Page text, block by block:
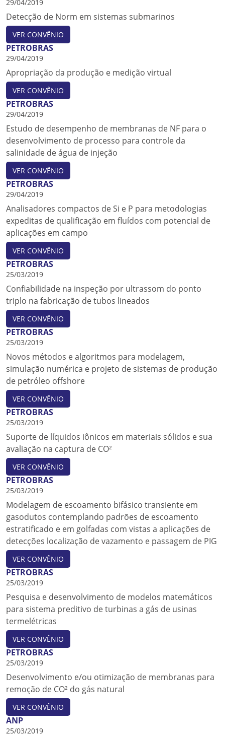
29/04/2019
Detecção de Norm em sistemas submarinos
VER CONVÊNIO
PETROBRAS
29/04/2019
Apropriação da produção e medição virtual
VER CONVÊNIO
PETROBRAS
29/04/2019
Estudo de desempenho de membranas de NF para o
desenvolvimento de processo para controle da
salinidade de água de injeção
VER CONVÊNIO
PETROBRAS
29/04/2019
Analisadores compactos de Si e P para metodologias
expeditas de qualificação em fluídos com potencial de
aplicações em campo
VER CONVÊNIO
PETROBRAS
25/03/2019
Confiabilidade na inspeção por ultrassom do ponto
triplo na fabricação de tubos lineados
VER CONVÊNIO
PETROBRAS
25/03/2019
Novos métodos e algoritmos para modelagem,
simulação numérica e projeto de sistemas de produção
de petróleo offshore
VER CONVÊNIO
PETROBRAS
25/03/2019
Suporte de líquidos iônicos em materiais sólidos e sua
avaliação na captura de CO²
VER CONVÊNIO
PETROBRAS
25/03/2019
Modelagem de escoamento bifásico transiente em
gasodutos contemplando padrões de escoamento
estratificado e em golfadas com vistas a aplicações de
detecções localização de vazamento e passagem de PIG
VER CONVÊNIO
PETROBRAS
25/03/2019
Pesquisa e desenvolvimento de modelos matemáticos
para sistema preditivo de turbinas a gás de usinas
termelétricas
VER CONVÊNIO
PETROBRAS
25/03/2019
Desenvolvimento e/ou otimização de membranas para
remoção de CO² do gás natural
VER CONVÊNIO
ANP
25/03/2019